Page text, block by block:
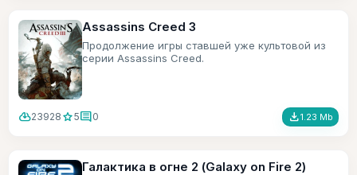
Assassins Creed 3
Продолжение игры ставшей уже культовой из
серии Assassins Creed.
cloud_download23928 star5comment0 file_download1.23 Mb
Галактика в огне 2 (Galaxy on Fire 2)